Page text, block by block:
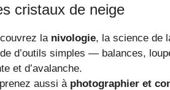
cristaux de neige
la nivologie, la science de
d’outils simples — balances,
et d’avalanche.
aussi à photographier et